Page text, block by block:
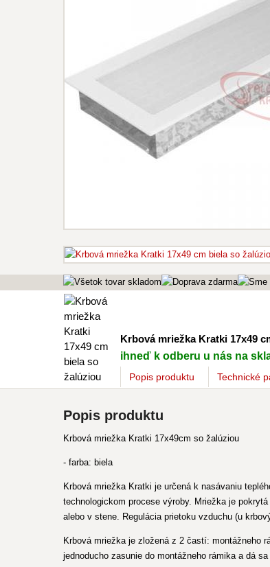
Krbová mriežka Kratki 17x49
ihneď k odberu u nás na
Popis produktu Technické
Popis produktu
Krbová mriežka Kratki 17x49cm so žalúziou
- farba: biela
Krbová mriežka Kratki je určená k nasávaniu
technologickom procese výroby. Mriežka je
alebo v stene. Regulácia prietoku vzduchu (u
Krbová mriežka je zložená z 2 častí: montážneho
jednoducho zasunie do montážneho rámika a dá